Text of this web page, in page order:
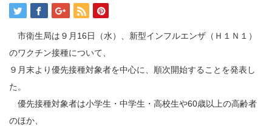
市衛生局は９月16日（水）、新型インフルエンザ（Ｈ１Ｎ１）
のワクチン接種について、
９月末より優先接種対象者を中心に、順次開始することを発表し
た。
優先接種対象者は小学生・中学生・高校生や60歳以上の高齢者
のほか、